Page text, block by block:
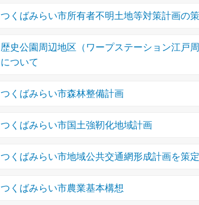
つくばみらい市所有者不明土地等対策計画の
歴史公園周辺地区（ワープステーション江戸
について
つくばみらい市森林整備計画
つくばみらい市国土強靭化地域計画
つくばみらい市地域公共交通網形成計画を策
つくばみらい市農業基本構想